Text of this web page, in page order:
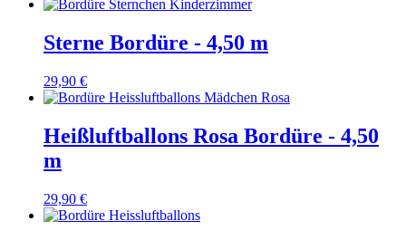
Sterne Bordüre - 4,50 m
29,90 €
Heißluftballons Rosa Bordüre - 4,50
m
29,90 €